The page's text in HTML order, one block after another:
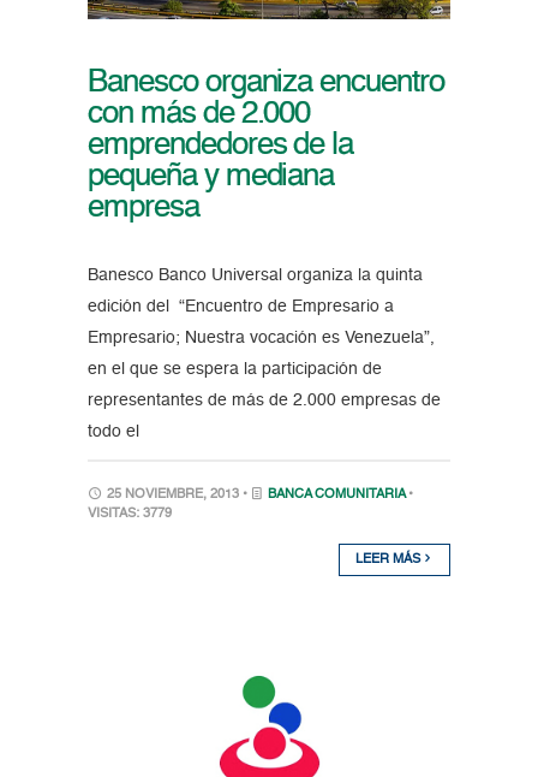
Banesco organiza encuentro
con más de 2.000
emprendedores de la
pequeña y mediana
empresa
Banesco Banco Universal organiza la quinta
edición del “Encuentro de Empresario a
Empresario; Nuestra vocación es Venezuela”,
en el que se espera la participación de
representantes de más de 2.000 empresas de
todo el
25 NOVIEMBRE, 2013 • BANCA COMUNITARIA •
VISITAS: 3779
LEER MÁS